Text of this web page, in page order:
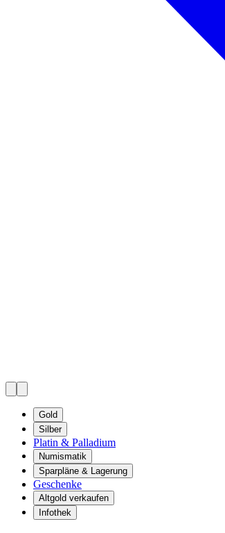
Gold
Silber
Platin & Palladium
Numismatik
Sparpläne & Lagerung
Geschenke
Altgold verkaufen
Infothek